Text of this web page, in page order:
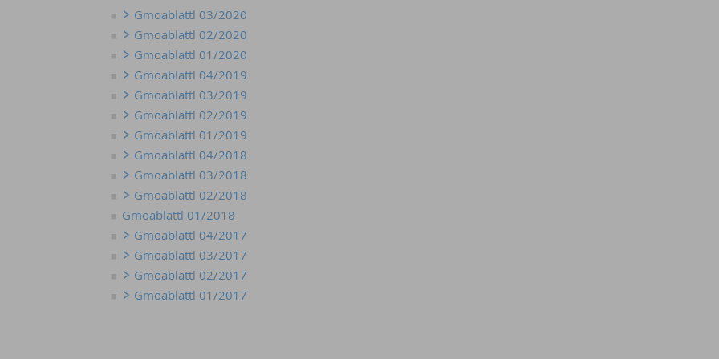
Gmoablattl 03/2020
Gmoablattl 02/2020
Gmoablattl 01/2020
Gmoablattl 04/2019
Gmoablattl 03/2019
Gmoablattl 02/2019
Gmoablattl 01/2019
Gmoablattl 04/2018
Gmoablattl 03/2018
Gmoablattl 02/2018
Gmoablattl 01/2018
Gmoablattl 04/2017
Gmoablattl 03/2017
Gmoablattl 02/2017
Gmoablattl 01/2017